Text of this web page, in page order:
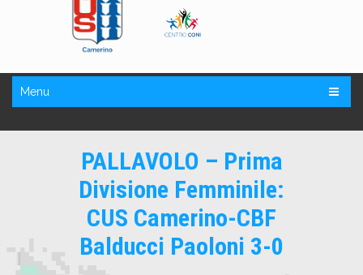
Menu
PALLAVOLO – Prima
Divisione Femminile:
CUS Camerino-CBF
Balducci Paoloni 3-0